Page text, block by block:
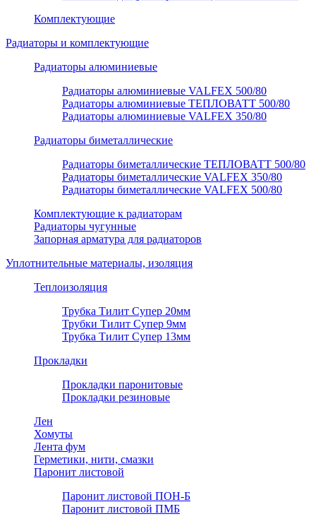
Комплектующие
Радиаторы и комплектующие
Радиаторы алюминиевые
Радиаторы алюминиевые VALFEX 500/80
Радиаторы алюминиевые ТЕПЛОВАТТ 500/80
Радиаторы алюминиевые VALFEX 350/80
Радиаторы биметаллические
Радиаторы биметаллические ТЕПЛОВАТТ 500/80
Радиаторы биметаллические VALFEX 350/80
Радиаторы биметаллические VALFEX 500/80
Комплектующие к радиаторам
Радиаторы чугунные
Запорная арматура для радиаторов
Уплотнительные материалы, изоляция
Теплоизоляция
Трубка Тилит Супер 20мм
Трубки Тилит Супер 9мм
Трубка Тилит Супер 13мм
Прокладки
Прокладки паронитовые
Прокладки резиновые
Лен
Хомуты
Лента фум
Герметики, нити, смазки
Паронит листовой
Паронит листовой ПОН-Б
Паронит листовой ПМБ